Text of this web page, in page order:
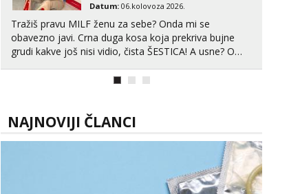
Datum: 06.kolovoza 2026.
Tražiš pravu MILF ženu za sebe? Onda mi se
obavezno javi. Crna duga kosa koja prekriva bujne
grudi kakve još nisi vidio, čista ŠESTICA! A usne? O
će ti se urezati u pamćenje, jer vjeruj mi, takve još
NAJNOVIJI ČLANCI